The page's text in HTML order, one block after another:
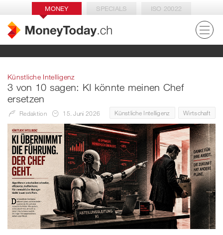
MONEY SPECIALS ISO 20022
Künstliche Intelligenz
3 von 10 sagen: KI könnte meinen Chef
ersetzen
Redaktion 15. Juni 2026 Künstliche Intelligenz Wirtschaft